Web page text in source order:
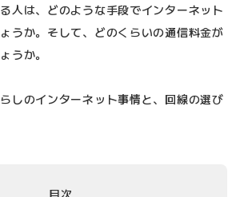
人は、どのような手段でインターネット
うか。そして、どのくらいの通信料金が
うか。
しのインターネット事情と、回線の選び
目次